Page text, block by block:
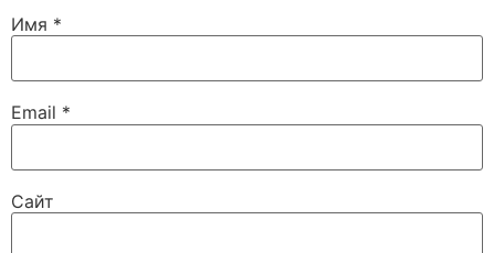
Имя *
Email *
Сайт